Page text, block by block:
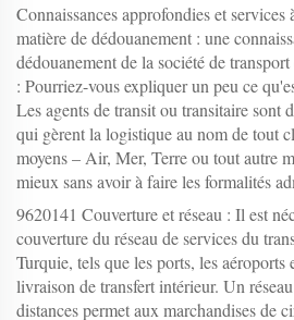
Connaissances approfondies et services
matière de dédouanement : une
dédouanement de la société de
: Pourriez-vous expliquer un peu ce
Les agents de transit ou transitaire sont
qui gèrent la logistique au nom de tout
moyens – Air, Mer, Terre ou tout autre
mieux sans avoir à faire les formalités
9620141 Couverture et réseau : Il est
couverture du réseau de services du
Turquie, tels que les ports, les aéroports
livraison de transfert intérieur. Un
distances permet aux marchandises de